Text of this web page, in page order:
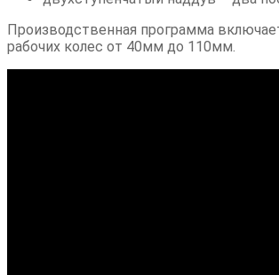
Производственная программа
рабочих колес от 40мм до 110мм.